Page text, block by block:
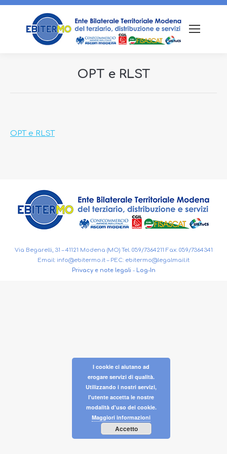
OPT e RLST
OPT e RLST
Via Begarelli, 31 – 41121 Modena (MO) Tel. 059/7364211 Fax: 059/7364341
Email: info@ebitermo.it– PEC: ebitermo@legalmail.it
Privacy e note legali - Log-In
I cookie ci aiutano ad
erogare servizi di qualità.
Utilizzando i nostri servizi,
l'utente accetta le nostre
modalità d'uso dei cookie.
Maggiori informazioni
Accetto